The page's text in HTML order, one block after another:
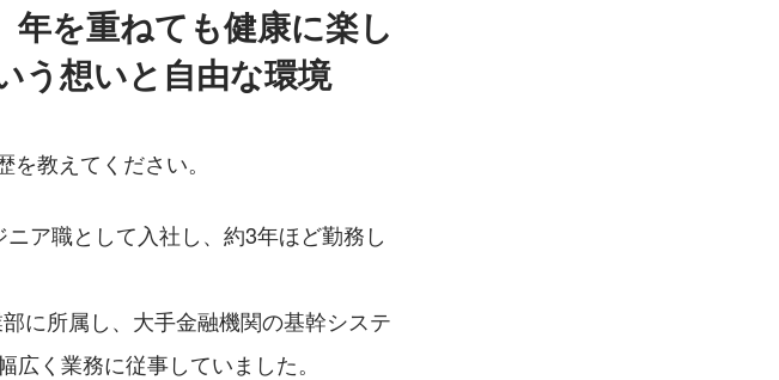
年を重ねても健康に楽し
う想いと自由な環境
教えてください。
ア職として入社し、約3年ほど勤務し
に所属し、大手金融機関の基幹システ
く業務に従事していました。